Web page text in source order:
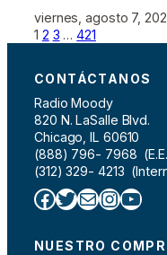
viernes, agosto 7,
1 2 3 … 421
CONTÁCTANOS
Radio Moody
820 N. LaSalle Blvd.
Chicago, IL 60610
(888) 796- 7968
(312) 329- 4213
Facebook Twitter Correo electrónico InstagramYouTube
NUESTRO